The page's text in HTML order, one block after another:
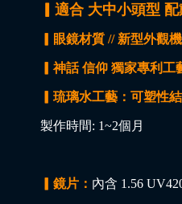
▎適合 大中小頭型 配
▎眼鏡材質 // 新型外觀
▎神話 信仰 獨家專利工
▎琉璃水工藝：可塑性
製作時間: 1~2個月
▎鏡片： 內含 1.56